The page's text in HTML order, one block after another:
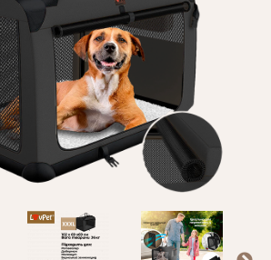
Оплата і доставка
Програма лояльності
Про Нас
Оптовим клієнтам
Контакти
+380 (95) 095-00-05